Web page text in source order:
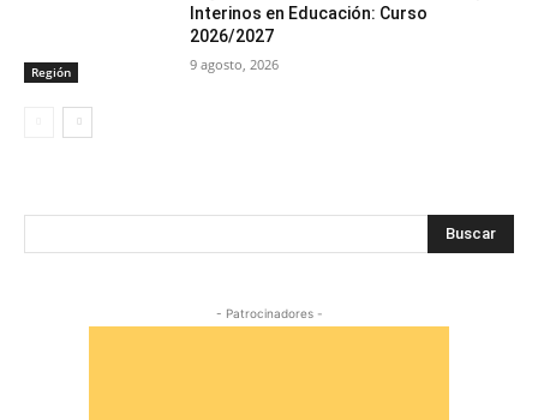
Región
Interinos en Educación: Curso
2026/2027
9 agosto, 2026
Buscar
- Patrocinadores -